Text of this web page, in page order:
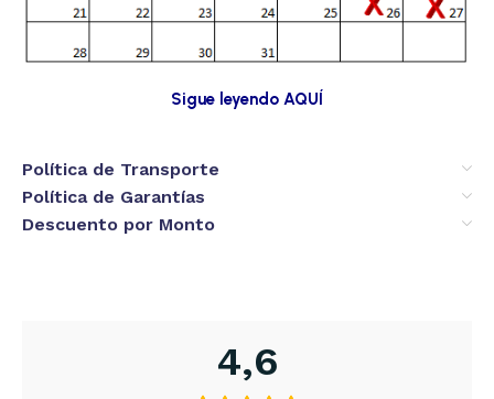
Sigue leyendo AQUÍ
Política de Transporte
Política de Garantías
Descuento por Monto
4,6